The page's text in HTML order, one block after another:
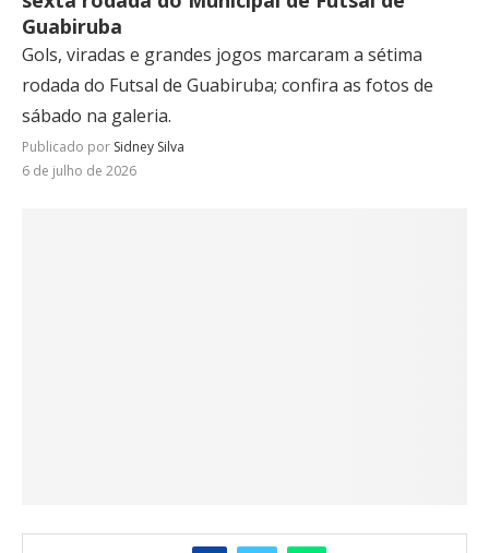
rodada do Futsal de Guabiruba; confira as fotos de
sábado na galeria.
Publicado porSidney Silva